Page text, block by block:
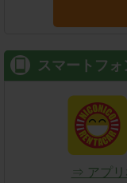
スマートフォ
⇒ アプリ